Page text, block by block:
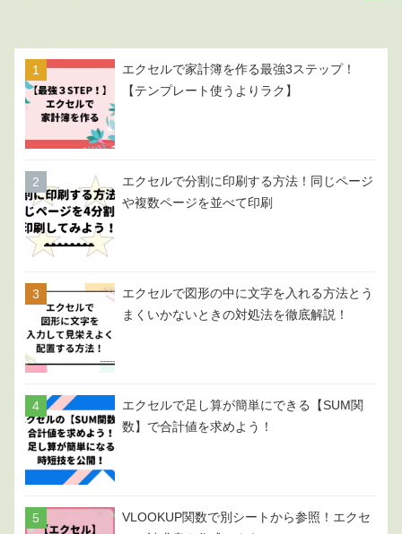
エクセルで家計簿を作る最強3ステップ！
【テンプレート使うよりラク】
エクセルで分割に印刷する方法！同じページ
や複数ページを並べて印刷
エクセルで図形の中に文字を入れる方法とう
まくいかないときの対処法を徹底解説！
エクセルで足し算が簡単にできる【SUM関
数】で合計値を求めよう！
VLOOKUP関数で別シートから参照！エクセ